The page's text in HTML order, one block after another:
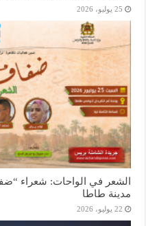
25 يوليو، 2026
الشعر في الواحات: شعراء
مدينة طاطا
22 يوليو، 2026